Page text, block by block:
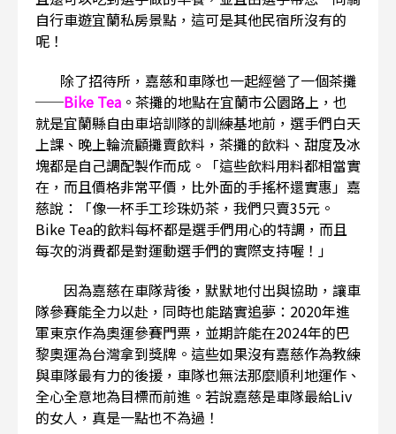
自行車遊宜蘭私房景點，這可是其他民宿所沒有的
呢！
除了招待所，嘉慈和車隊也一起經營了一個茶攤
──Bike Tea 。茶攤的地點在宜蘭市公園路上，也
就是宜蘭縣自由車培訓隊的訓練基地前，選手們白天
上課、晚上輪流顧攤賣飲料，茶攤的飲料、甜度及冰
塊都是自己調配製作而成。「這些飲料用料都相當實
在，而且價格非常平價，比外面的手搖杯還實惠」嘉
慈說：「像一杯手工珍珠奶茶，我們只賣35元。
Bike Tea的飲料每杯都是選手們用心的特調，而且
每次的消費都是對運動選手們的實際支持喔！」
因為嘉慈在車隊背後，默默地付出與協助，讓車
隊參賽能全力以赴，同時也能踏實追夢：2020年進
軍東京作為奧運參賽門票，並期許能在2024年的巴
黎奧運為台灣拿到獎牌。這些如果沒有嘉慈作為教練
與車隊最有力的後援，車隊也無法那麼順利地運作、
全心全意地為目標而前進。若說嘉慈是車隊最給Liv
的女人，真是一點也不為過！